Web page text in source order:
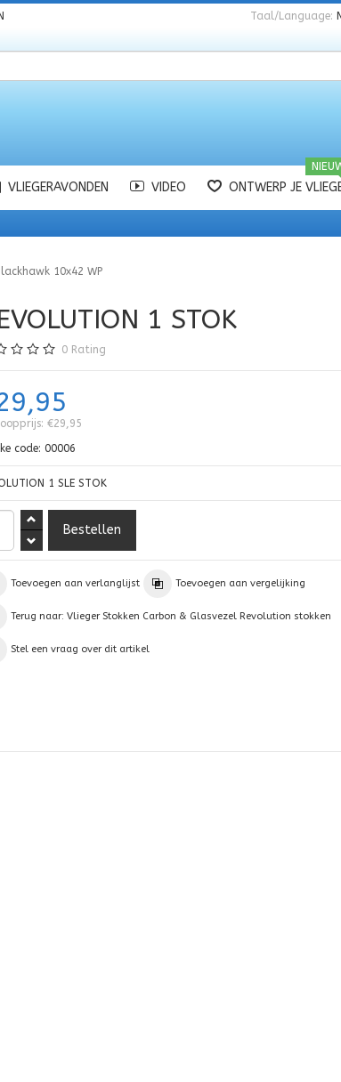
Taal/Language:
VLIEGERAVONDEN VIDEO ONTWERP JE
10x42 WP
1 STOK
0 Rating
€29,95
code: 00006
1 SLE STOK
Toevoegen aan verlanglijst Toevoegen aan vergelijking
Terug naar: Vlieger Stokken Carbon & Glasvezel Revolution stokken
Stel een vraag over dit artikel